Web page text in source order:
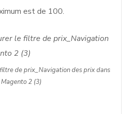
est de 100.
de prix_Navigation des prix dans
Magento 2 (3)